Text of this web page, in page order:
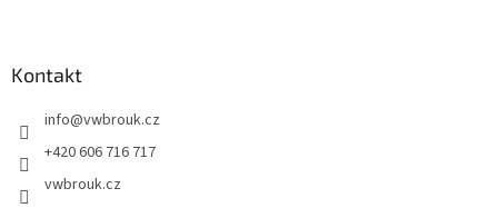
Kontakt
info@vwbrouk.cz
+420 606 716 717
vwbrouk.cz